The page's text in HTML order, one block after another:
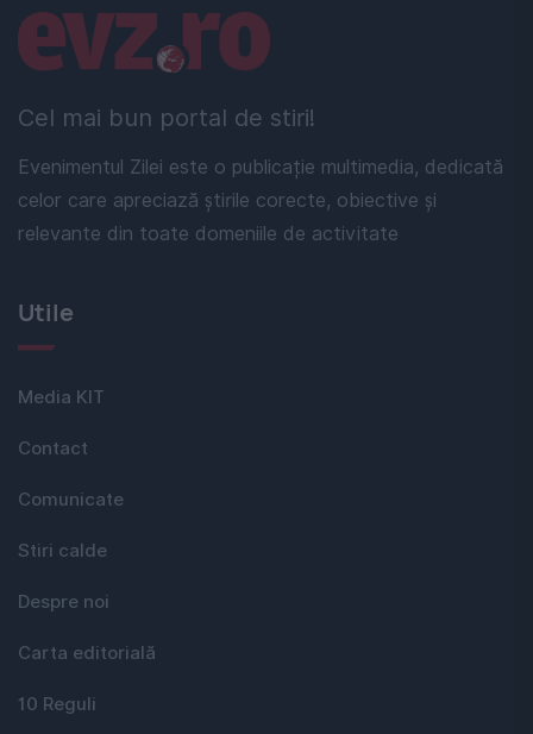
Cel mai bun portal de stiri!
Evenimentul Zilei este o publicație multimedia, dedicată
celor care apreciază știrile corecte, obiective și
relevante din toate domeniile de activitate
Linkuri utile
Utile
Media KIT
Contact
Comunicate
Stiri calde
Despre noi
Carta editorială
10 Reguli